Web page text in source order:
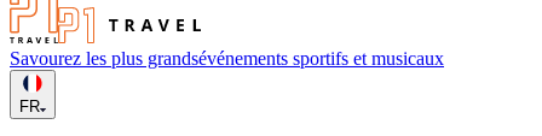
Savourez les plus grandsévénements sportifs et musicaux
FR